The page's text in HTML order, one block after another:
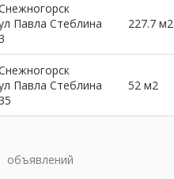
Павла Стеблина
3
227.7 м2
Павла Стеблина
35
52 м2
объявлений